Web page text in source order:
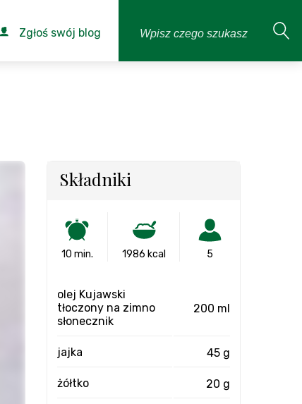
Zgłoś swój blog
Składniki
10 min. 1986 kcal 5
olej Kujawski
tłoczony na zimno
słonecznik
200 ml
jajka 45 g
żółtko 20 g